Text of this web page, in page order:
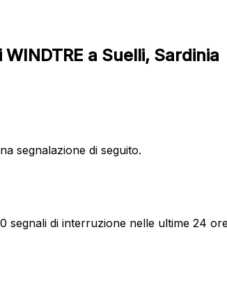
a Suelli, Sardinia
segnalazione di seguito.
segnali di interruzione nelle ultime 24